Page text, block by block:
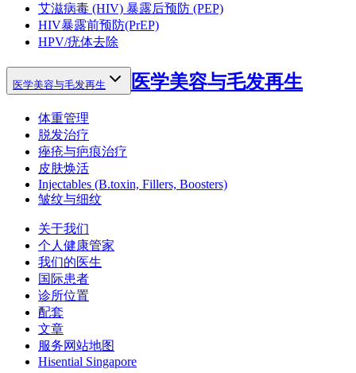
艾滋病毒 (HIV) 暴露后预防 (PEP)
HIV暴露前预防(PrEP)
HPV/疣体去除
医学美容与毛发再生 医学美容与毛发再生
体重管理
脱发治疗
痤疮与疤痕治疗
皮肤焕活
Injectables (B.toxin, Fillers, Boosters)
皱纹与细纹
关于我们
个人健康管家
我们的医生
国际患者
诊所位置
配套
文章
服务网站地图
Hisential Singapore